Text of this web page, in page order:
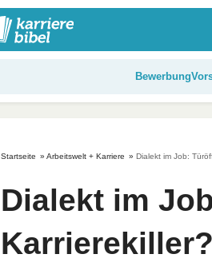
Bewerbung
Startseite » Arbeitswelt + Karriere » Dialekt im Job:
Dialekt im
Karrierekiller?